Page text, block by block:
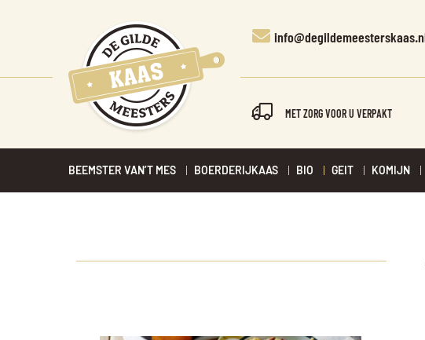
info@degildemeesterskaas.nl
MET ZORG VOOR U VERPAKT
BEEMSTER VAN’T MES BOERDERIJKAAS BIO GEIT KOMIJN